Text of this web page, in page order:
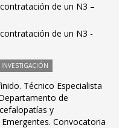
de un N3 –
de un N3 -
Técnico Especialista
de
y
Convocatoria